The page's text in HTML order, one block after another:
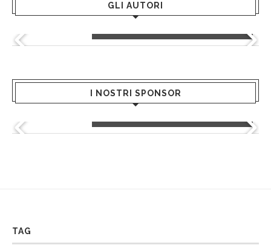
GLI AUTORI
I NOSTRI SPONSOR
TAG